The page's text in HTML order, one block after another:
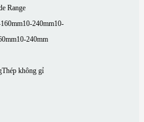
Range
10-240mm10-
10-240mm
Thép không gỉ